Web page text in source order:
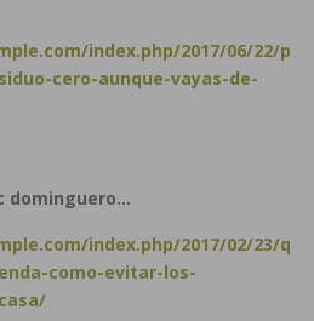
index.php/2017/06/22/
cero-aunque-vayas-de-
dominguero…
index.php/2017/02/23/
como-evitar-los-